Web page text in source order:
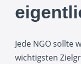
Jede NGO sollte
wichtigsten